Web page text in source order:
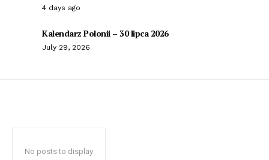
4 days ago
Kalendarz Polonii – 30 lipca 2026
July 29, 2026
No posts to display